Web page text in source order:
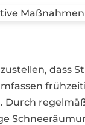
dass
Durch